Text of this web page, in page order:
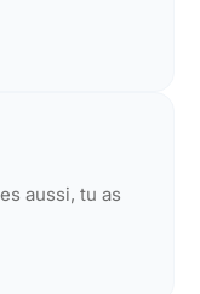
aussi, tu as